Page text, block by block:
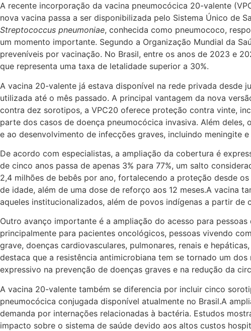
A recente incorporação da vacina pneumocócica 20-valente
nova vacina passa a ser disponibilizada pelo Sistema Único de
Streptococcus pneumoniae, conhecida como pneumococo,
um momento importante. Segundo a Organização Mundial da
preveníveis por vacinação. No Brasil, entre os anos de 2023 e
que representa uma taxa de letalidade superior a 30%.
A vacina 20-valente já estava disponível na rede privada desde
utilizada até o mês passado. A principal vantagem da nova
contra dez sorotipos, a VPC20 oferece proteção contra vinte,
parte dos casos de doença pneumocócica invasiva. Além
e ao desenvolvimento de infecções graves, incluindo meningite
De acordo com especialistas, a ampliação da cobertura é
de cinco anos passa de apenas 3% para 77%, um salto
2,4 milhões de bebês por ano, fortalecendo a proteção desde
de idade, além de uma dose de reforço aos 12 meses.A vacina
aqueles institucionalizados, além de povos indígenas a partir
Outro avanço importante é a ampliação do acesso para
principalmente para pacientes oncológicos, pessoas vivendo
grave, doenças cardiovasculares, pulmonares, renais e
destaca que a resistência antimicrobiana tem se tornado um
expressivo na prevenção de doenças graves e na redução da
A vacina 20-valente também se diferencia por incluir cinco
pneumocócica conjugada disponível atualmente no Brasil.A
demanda por internações relacionadas à bactéria. Estudos
impacto sobre o sistema de saúde devido aos altos custos